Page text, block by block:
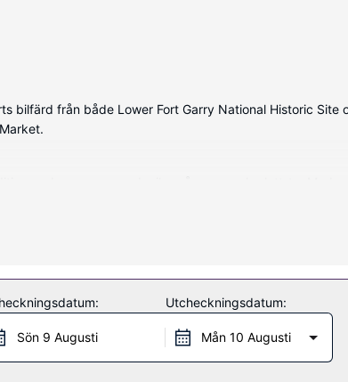
bilfärd från både Lower Fort Garry National Historic
Privat badrum med badkar/dusch, gratis toalettartiklar
Sön 9 Augusti
Utcheckningsdatum:
Mån 10 Augusti